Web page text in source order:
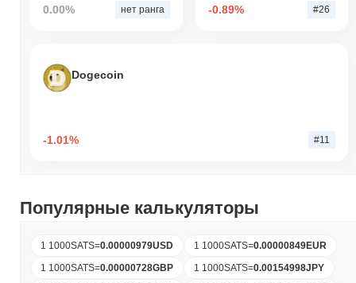
0.00% нет ранга -0.89% #26
Dogecoin
-1.01% #11
Популярные калькуляторы
1 1000SATS=0.00000979USD 1 1000SATS=0.00000849EUR
1 1000SATS=0.00000728GBP 1 1000SATS=0.00154998JPY